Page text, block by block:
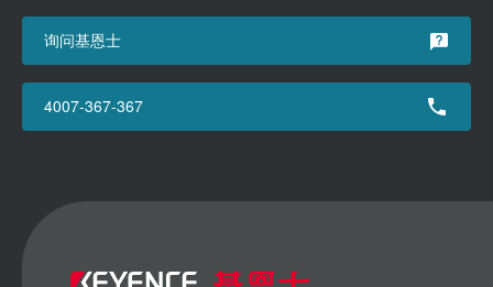
询问基恩士
4007-367-367